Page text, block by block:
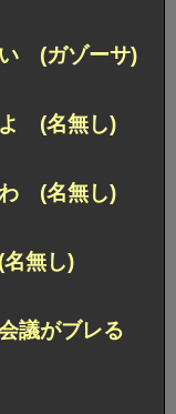
い (ガゾーサ)
よ (名無し)
わ (名無し)
無し)
議がブレる